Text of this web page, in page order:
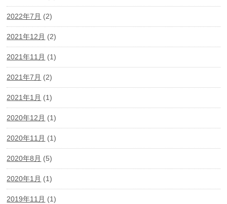
2022年7月 (2)
2021年12月 (2)
2021年11月 (1)
2021年7月 (2)
2021年1月 (1)
2020年12月 (1)
2020年11月 (1)
2020年8月 (5)
2020年1月 (1)
2019年11月 (1)